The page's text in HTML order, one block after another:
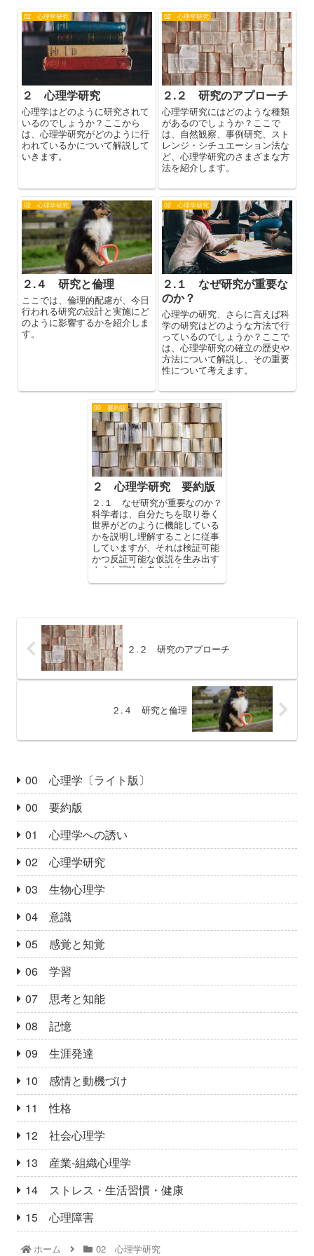
02 心理学研究
２ 心理学研究
心理学はどのように研究されて
いるのでしょうか？ここから
は、心理学研究がどのように行
われているかについて解説して
いきます。
02 心理学研究
２.２ 研究のアプローチ
心理学研究にはどのような種類
があるのでしょうか？ここで
は、自然観察、事例研究、スト
レンジ・シチュエーション法な
ど、心理学研究のさまざまな方
法を紹介します。
02 心理学研究
２.４ 研究と倫理
ここでは、倫理的配慮が、今日
行われる研究の設計と実施にど
のように影響するかを紹介しま
す。
02 心理学研究
２.１ なぜ研究が重要な
のか？
心理学の研究、さらに言えば科
学の研究はどのような方法で行
っているのでしょうか？ここで
は、心理学研究の確立の歴史や
方法について解説し、その重要
性について考えます。
00 要約版
２ 心理学研究 要約版
２.１ なぜ研究が重要なのか？
科学者は、自分たちを取り巻く
世界がどのように機能している
かを説明し理解することに従事
していますが、それは検証可能
かつ反証可能な仮説を生み出す
ような理論を考え出すことによ
って実現されます。検証に耐え
２.２ 研究のアプローチ
２.４ 研究と倫理
00 心理学〔ライト版〕
00 要約版
01 心理学への誘い
02 心理学研究
03 生物心理学
04 意識
05 感覚と知覚
06 学習
07 思考と知能
08 記憶
09 生涯発達
10 感情と動機づけ
11 性格
12 社会心理学
13 産業‐組織心理学
14 ストレス・生活習慣・健康
15 心理障害
ホーム 02 心理学研究